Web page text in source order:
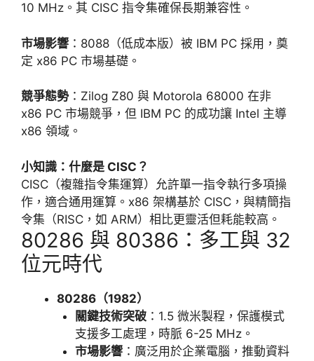
10 MHz。其 CISC 指令集確保長期兼容性。
市場影響 ：8088（低成本版）被 IBM PC 採用，奠
定 x86 PC 市場基礎。
競爭態勢：Zilog Z80 與 Motorola 68000 在非
x86 PC 市場競爭，但 IBM PC 的成功讓 Intel 主導
x86 領域。
小知識：什麼是 CISC？
CISC（複雜指令集運算）允許單一指令執行多項操
作，適合通用運算。x86 架構基於 CISC，與精簡指
令集（RISC，如 ARM）相比更靈活但耗能較高。
80286 與 80386：多工與 32
位元時代
80286（1982）
關鍵技術突破：1.5 微米製程，保護模式
支援多工處理，時脈 6-25 MHz。
市場影響：廣泛用於企業電腦，推動資料